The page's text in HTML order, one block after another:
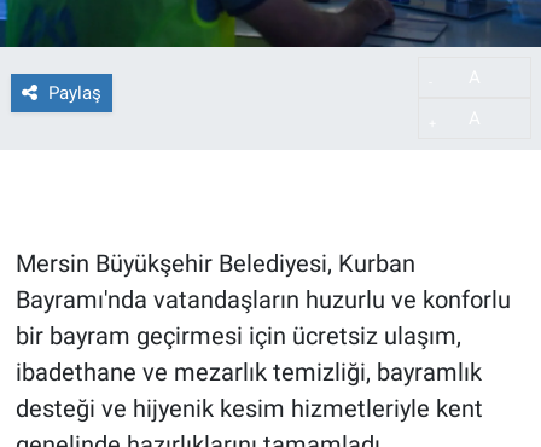
Paylaş
Mersin Büyükşehir Belediyesi, Kurban
Bayramı'nda vatandaşların huzurlu ve konforlu
bir bayram geçirmesi için ücretsiz ulaşım,
ibadethane ve mezarlık temizliği, bayramlık
desteği ve hijyenik kesim hizmetleriyle kent